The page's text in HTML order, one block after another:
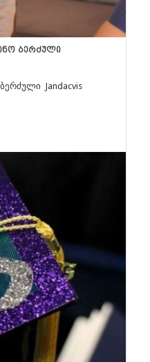
ბერძული
Jandacvis